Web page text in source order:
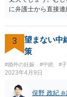
に弁護士から直接
相手にそのことを
つけているような
えます。 ご参考に
3
望まない中
策
#婚外の妊娠 #中絶 #
2023年4月9日
俣野 政紀 弁